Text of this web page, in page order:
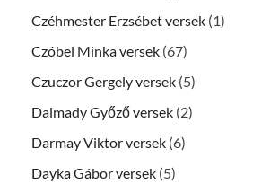
Czéhmester Erzsébet versek (1)
Czóbel Minka versek (67)
Czuczor Gergely versek (5)
Dalmady Győző versek (2)
Darmay Viktor versek (6)
Dayka Gábor versek (5)